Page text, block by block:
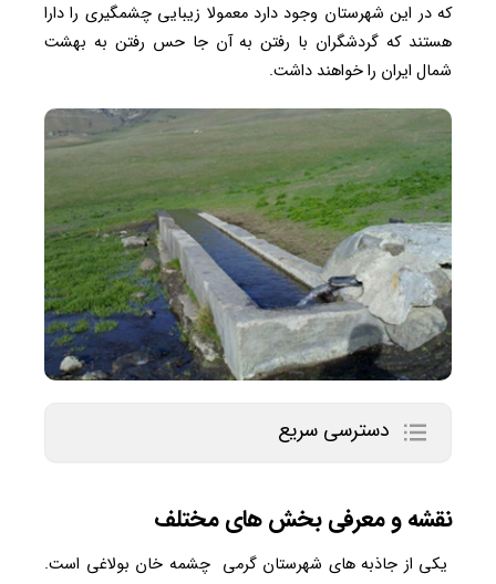
که در این شهرستان وجود دارد معمولا زیبایی چشمگیری را دارا
هستند که گردشگران با رفتن به آن ‌جا حس رفتن به بهشت
شمال ایران را خواهند داشت.
دسترسی سریع
نقشه و معرفی بخش های مختلف
یکی از جاذبه‌ های شهرستان گرمی چشمه خان بولاغی است.